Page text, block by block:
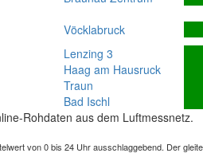
Vöcklabruck
Lenzing 3
Haag am Hausruck
Traun
Bad Ischl
Rohdaten aus dem Luftmessnetz.
von 0 bis 24 Uhr ausschlaggebend. Der